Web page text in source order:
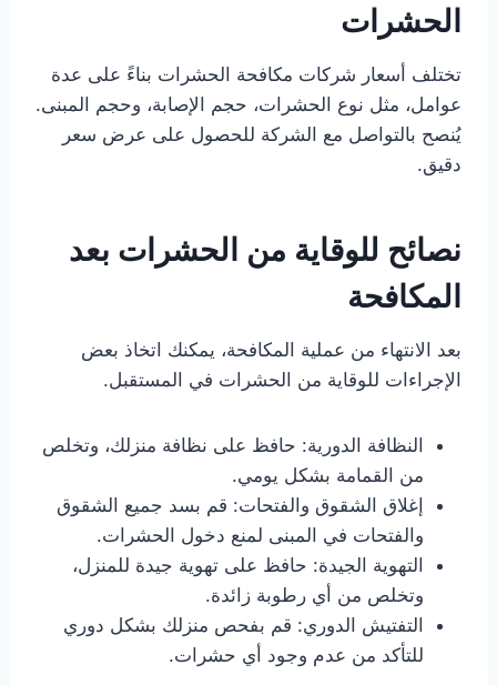
الحشرات
تختلف أسعار شركات مكافحة الحشرات بناءً على عدة
عوامل، مثل نوع الحشرات، حجم الإصابة، وحجم المبنى.
يُنصح بالتواصل مع الشركة للحصول على عرض سعر
دقيق.
نصائح للوقاية من الحشرات بعد
المكافحة
بعد الانتهاء من عملية المكافحة، يمكنك اتخاذ بعض
الإجراءات للوقاية من الحشرات في المستقبل.
النظافة الدورية: حافظ على نظافة منزلك، وتخلص
من القمامة بشكل يومي.
إغلاق الشقوق والفتحات: قم بسد جميع الشقوق
والفتحات في المبنى لمنع دخول الحشرات.
التهوية الجيدة: حافظ على تهوية جيدة للمنزل،
وتخلص من أي رطوبة زائدة.
التفتيش الدوري: قم بفحص منزلك بشكل دوري
للتأكد من عدم وجود أي حشرات.